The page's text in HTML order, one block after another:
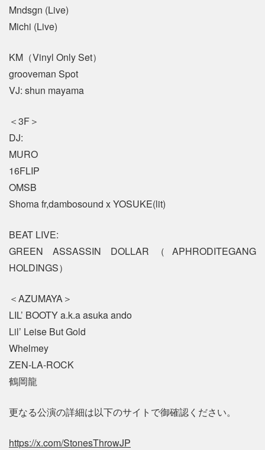
Mndsgn (Live)
Michi (Live)
KM（Vinyl Only Set）
grooveman Spot
VJ: shun mayama
＜3F＞
DJ:
MURO
16FLIP
OMSB
Shoma fr,dambosound x YOSUKE(lit)
BEAT LIVE:
GREEN ASSASSIN DOLLAR（APHRODITEGANG
HOLDINGS）
＜AZUMAYA＞
LIL’ BOOTY a.k.a asuka ando
Lil’ Leise But Gold
Whelmey
ZEN-LA-ROCK
鶴岡龍
更なる公演の詳細は以下のサイトで御確認ください。
https://x.com/StonesThrowJP